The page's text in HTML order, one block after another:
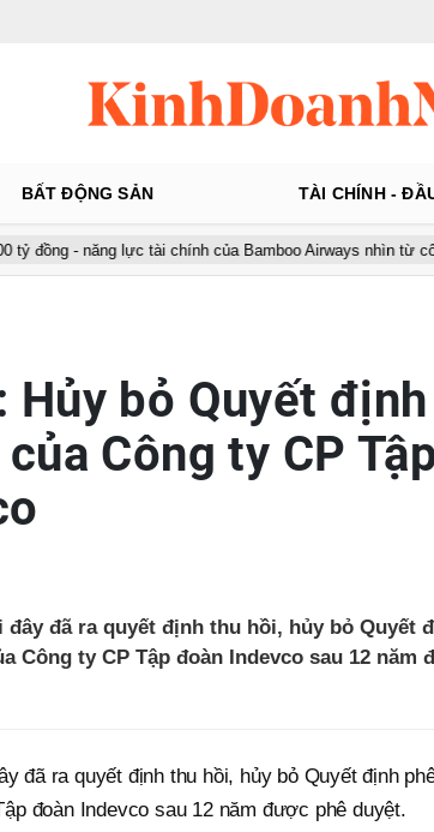
BẤT ĐỘNG SẢN TÀI CHÍNH -
lực tài chính của Bamboo Airways nhìn từ công nợ với
Hủy bỏ Quyết
Công ty CP
đây đã ra quyết định thu hồi, hủy bỏ Quyết
Công ty CP Tập đoàn Indevco sau 12 năm
đã ra quyết định thu hồi, hủy bỏ Quyết định
đoàn Indevco sau 12 năm được phê duyệt.